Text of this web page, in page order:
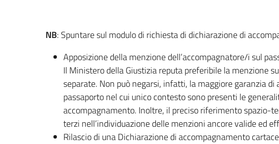
NB: Spuntare sul modulo di richiesta di dichiarazione di
Apposizione della menzione dell’accompagnatore/i sul
Il Ministero della Giustizia reputa preferibile la menzione
separate. Non può negarsi, infatti, la maggiore garanzia
passaporto nel cui unico contesto sono presenti le
accompagnamento. Inoltre, il preciso riferimento spazio-
terzi nell’individuazione delle menzioni ancore valide ed
Rilascio di una Dichiarazione di accompagnamento